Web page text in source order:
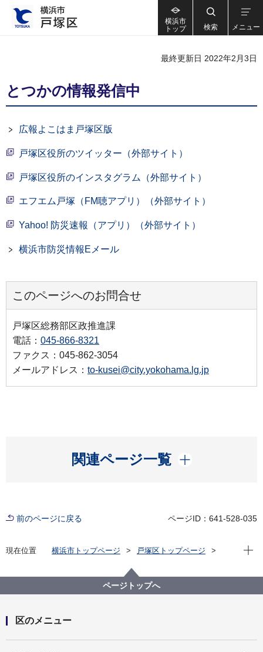
横浜市
トップ
検索 メニュー
最終更新日 2022年2月3日
とつかの情報発信中
広報よこはま戸塚区版
戸塚区役所のツイッター（外部サイト）
戸塚区役所のインスタグラム（外部サイト）
エフエム戸塚（FM聴アプリ）（外部サイト）
Yahoo! 防災速報（アプリ）（外部サイト）
横浜市防災情報Eメール
このページへのお問合せ
戸塚区総務部区政推進課
電話： 045-866-8321
ファクス：045-862-3054
メールアドレス： to-kusei@city.yokohama.lg.jp
関連ページ一覧
開く
前のページに戻る ページID：641-528-035
現在位置 横浜市トップページ
戸塚区トップページ
現在
ページトップへ
区のメニュー